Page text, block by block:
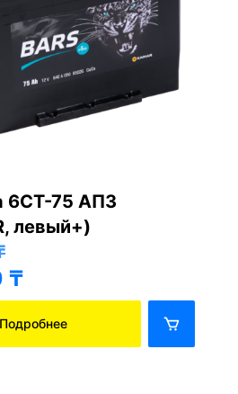
6СТ-75 АПЗ
левый+)
₸
Подробнее